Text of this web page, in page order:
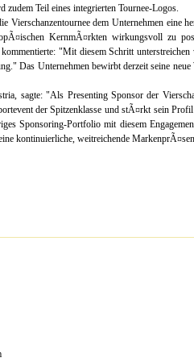
zudem Teil eines integrierten Tournee-Logos.
Vierschanzentournee dem Unternehmen eine
KernmÃ¤rkten wirkungsvoll zu
"Mit diesem Schritt
Das Unternehmen bewirbt derzeit seine
sagte: "Als Presenting Sponsor der
der Spitzenklasse und stÃ¤rkt sein
Sponsoring-Portfolio mit diesem
kontinuierliche, weitreichende